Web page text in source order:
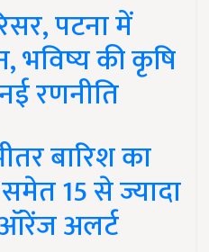
पटना में
भविष्य की कृषि
रणनीति
बारिश का
15 से ज्यादा
अलर्ट